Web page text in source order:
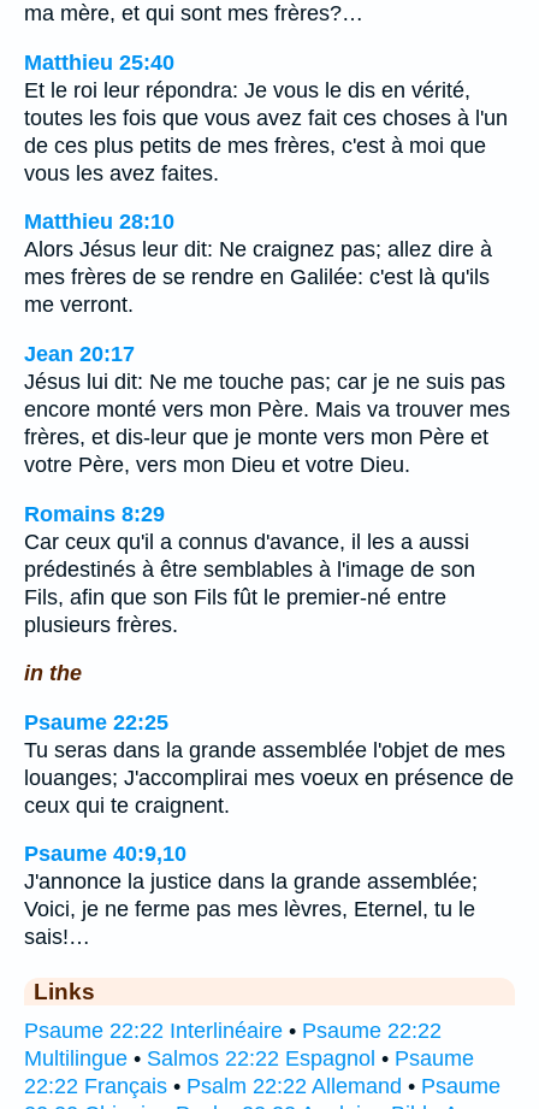
ma mère, et qui sont mes frères?…
Matthieu 25:40
Et le roi leur répondra: Je vous le dis en vérité,
toutes les fois que vous avez fait ces choses à l'un
de ces plus petits de mes frères, c'est à moi que
vous les avez faites.
Matthieu 28:10
Alors Jésus leur dit: Ne craignez pas; allez dire à
mes frères de se rendre en Galilée: c'est là qu'ils
me verront.
Jean 20:17
Jésus lui dit: Ne me touche pas; car je ne suis pas
encore monté vers mon Père. Mais va trouver mes
frères, et dis-leur que je monte vers mon Père et
votre Père, vers mon Dieu et votre Dieu.
Romains 8:29
Car ceux qu'il a connus d'avance, il les a aussi
prédestinés à être semblables à l'image de son
Fils, afin que son Fils fût le premier-né entre
plusieurs frères.
in the
Psaume 22:25
Tu seras dans la grande assemblée l'objet de mes
louanges; J'accomplirai mes voeux en présence de
ceux qui te craignent.
Psaume 40:9,10
J'annonce la justice dans la grande assemblée;
Voici, je ne ferme pas mes lèvres, Eternel, tu le
sais!…
Links
Psaume 22:22 Interlinéaire • Psaume 22:22
Multilingue • Salmos 22:22 Espagnol • Psaume
22:22 Français • Psalm 22:22 Allemand • Psaume